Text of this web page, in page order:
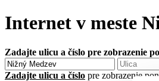
Internet v meste
Zadajte ulicu a číslo pre zobrazenie
Zadajte ulicu a číslo pre zobrazenie